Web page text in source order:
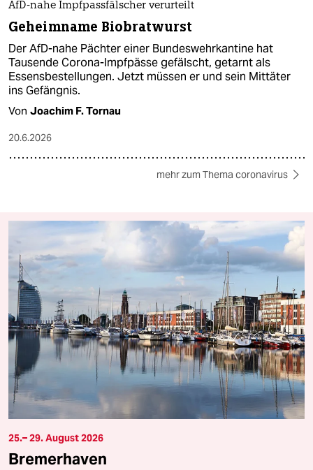
AfD-nahe Impfpassfälscher verurteilt
Geheimname Biobratwurst
Der AfD-nahe Pächter einer Bundeswehrkantine hat
Tausende Corona-Impfpässe gefälscht, getarnt als
Essensbestellungen. Jetzt müssen er und sein Mittäter
ins Gefängnis.
Von Joachim F. Tornau
20.6.2026
mehr zum Thema coronavirus
25.– 29. August 2026
Bremerhaven